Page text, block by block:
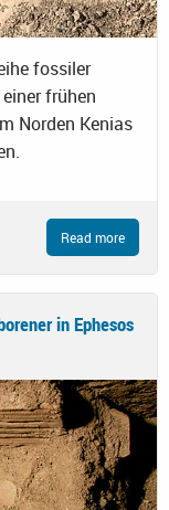
fossiler
frühen
Norden Kenias
Read more
in Ephesos